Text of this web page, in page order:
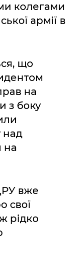
колегами
армії в
що
на
з боку
над
на
вже
свої
рідко